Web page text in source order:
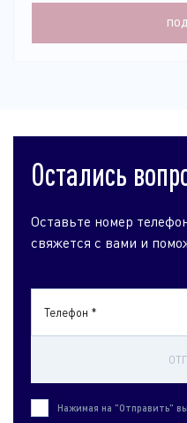
Остались
Оставьте номер
свяжется с вами и
Телефон *
Нажимая на "Отправить"